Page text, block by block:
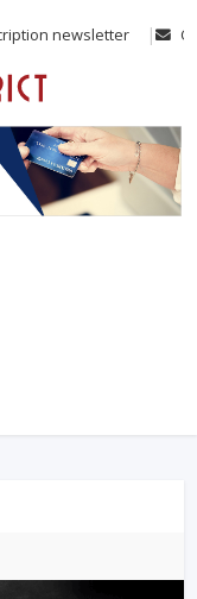
newsletter